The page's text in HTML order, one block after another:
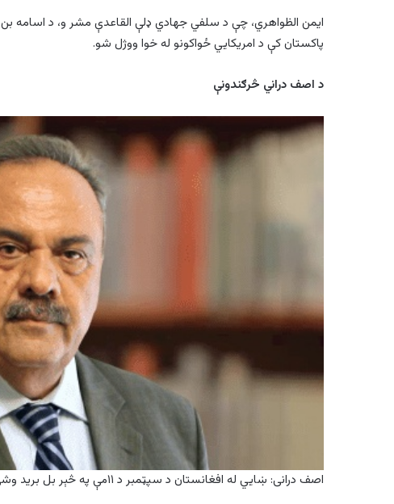
پاکستان کې د امریکايي ځواکونو له خوا ووژل شو.
د اصف دراني څرګندونې
اصف درانی: ښايي له افغانستان د سپټمبر د ۱۱مې په څېر بل برید وشي